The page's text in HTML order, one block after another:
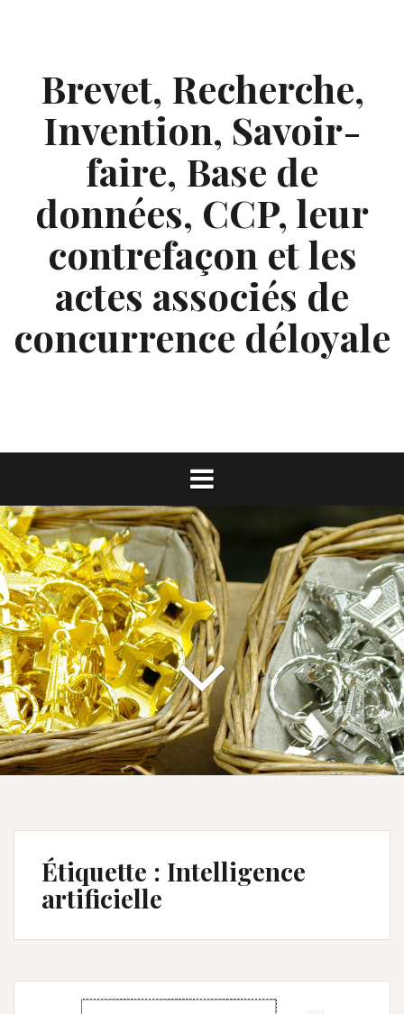
Brevet, Recherche,
Invention, Savoir-
faire, Base de
données, CCP, leur
contrefaçon et les
actes associés de
concurrence déloyale
Étiquette : Intelligence
artificielle